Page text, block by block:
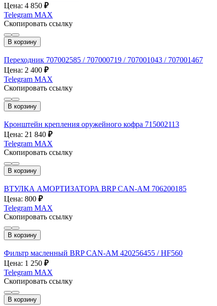
Цена: 4 850 ₽
Telegram MAX
Скопировать ссылку
В корзину
Переходник 707002585 / 707000719 / 707001043 / 707001467
Цена: 2 400 ₽
Telegram MAX
Скопировать ссылку
В корзину
Кронштейн крепления оружейного кофра 715002113
Цена: 21 840 ₽
Telegram MAX
Скопировать ссылку
В корзину
ВТУЛКА АМОРТИЗАТОРА BRP CAN-AM 706200185
Цена: 800 ₽
Telegram MAX
Скопировать ссылку
В корзину
Фильтр масленный BRP CAN-AM 420256455 / HF560
Цена: 1 250 ₽
Telegram MAX
Скопировать ссылку
В корзину